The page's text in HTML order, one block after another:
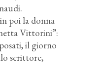
poi la donna
Vittorini”:
il giorno
scrittore,